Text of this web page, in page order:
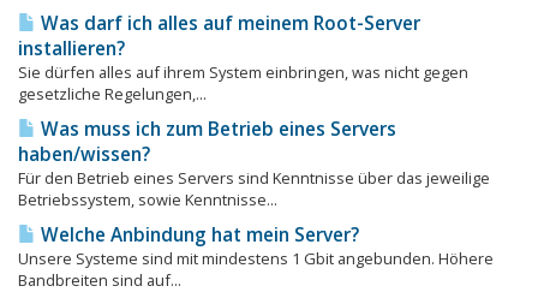
Was darf ich alles auf meinem Root-Server
installieren?
Sie dürfen alles auf ihrem System einbringen, was nicht gegen
gesetzliche Regelungen,...
Was muss ich zum Betrieb eines Servers
haben/wissen?
Für den Betrieb eines Servers sind Kenntnisse über das jeweilige
Betriebssystem, sowie Kenntnisse...
Welche Anbindung hat mein Server?
Unsere Systeme sind mit mindestens 1 Gbit angebunden. Höhere
Bandbreiten sind auf...